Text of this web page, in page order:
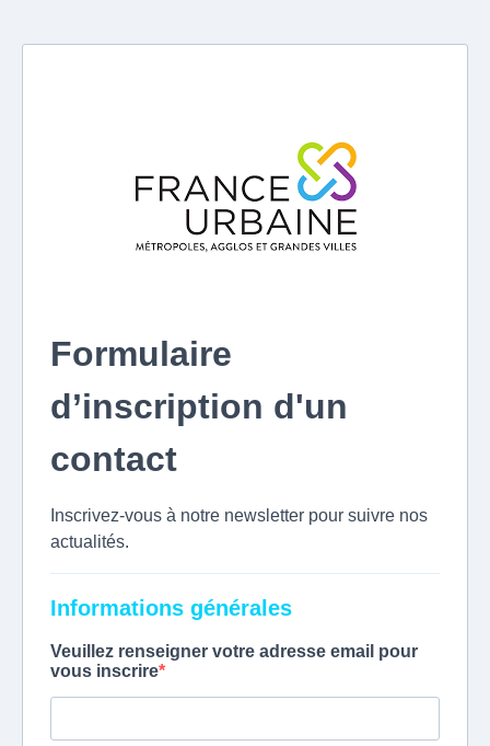
Formulaire
d’inscription d'un
contact
Inscrivez-vous à notre newsletter pour suivre nos
actualités.
Informations générales
Veuillez renseigner votre adresse email pour
vous inscrire